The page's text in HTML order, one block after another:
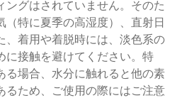
ングはされていません。そのた
（特に夏季の高湿度）、直射日
、着用や着脱時には、淡色系の
に接触を避けてください。特
る場合、水分に触れると他の素
るため、ご使用の際にはご注意